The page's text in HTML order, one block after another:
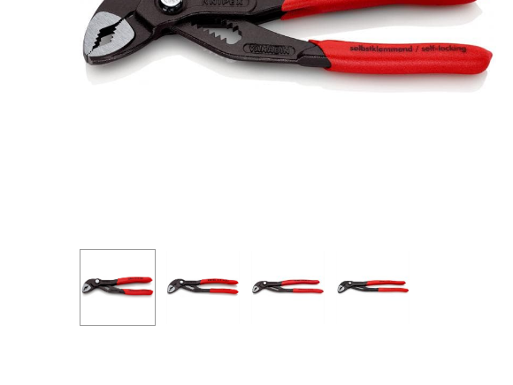
Pressione ENTER para pesquisar ou ESC para fechar